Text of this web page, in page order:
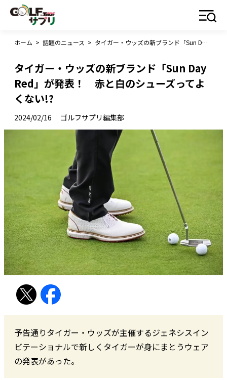
ホーム > 話題のニュース > タイガー・ウッズの新ブランド「Sun Day Red」が発表！ 赤と白のシューズってよくない!?
タイガー・ウッズの新ブランド「Sun Day
Red」が発表！ 赤と白のシューズってよ
くない!?
2024/02/16 ゴルフサプリ編集部
予告通りタイガー・ウッズが主催するジェネシスイン
ビテーショナルで新しくタイガーが身にまとうウェア
の発表があった。